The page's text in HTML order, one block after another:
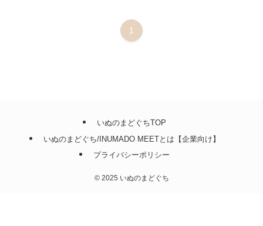
1
いぬのまどぐちTOP
いぬのまどぐち/INUMADO MEETとは【企業向け】
プライバシーポリシー
©2025 いぬのまどぐち